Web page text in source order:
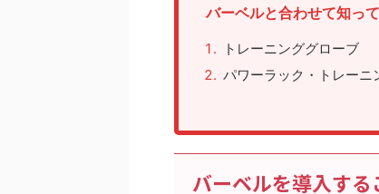
バーベルと合わせて知っ
トレーニンググローブ
パワーラック・トレーニ
バーベルを導入す